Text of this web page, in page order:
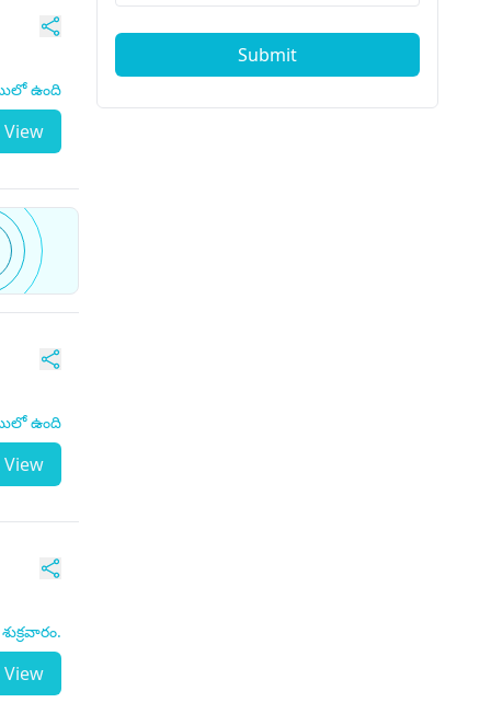
ఉంది
View
ఉంది
View
View
Submit